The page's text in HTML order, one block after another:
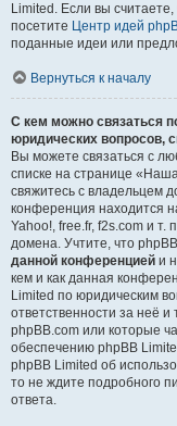
Limited. Если вы
посетите Центр идей
поданные идеи или
Вернуться к началу
С кем можно связаться
юридических вопросов,
Вы можете связаться с
списке на странице
свяжитесь с владельцем
конференция находится
Yahoo!, free.fr, f2s.com и т.
домена. Учтите, что
данной конференцией и
кем и как данная
Limited по юридическим
ответственности за неё и
phpBB.com или которые
обеспечению phpBB
phpBB Limited об
то не ждите подробного
ответа.